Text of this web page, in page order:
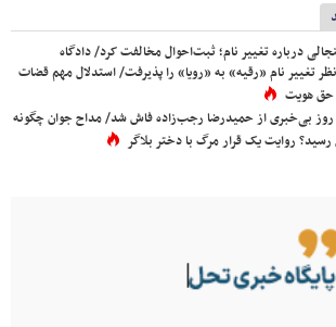
درباره تغییر نام؛ ثبت‌احوال مخالفت کرد/ دادگاه
تغییر نام «رقیه» به «رویا» را پذیرفت/ استدلال مهم قضات
حق هویت
راز ۱۵ روز بی‌خبری از حمیدرضا رجب‌زاده فاش شد/ مداح جوان چگونه
رسید؟ روایت یک قرار مرگ با دختر بلاگر